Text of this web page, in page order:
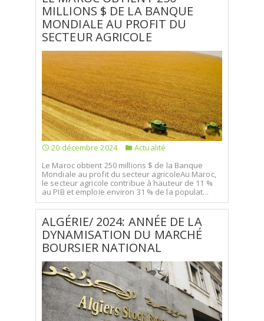
MILLIONS $ DE LA BANQUE
MONDIALE AU PROFIT DU
SECTEUR AGRICOLE
20 décembre 2024
Actualité
Le Maroc obtient 250 millions $ de la Banque
Mondiale au profit du secteur agricoleAu Maroc,
le secteur agricole contribue à hauteur de 11 %
au PIB et emploie environ 31 % de la populat...
ALGÉRIE/ 2024: ANNÉE DE LA
DYNAMISATION DU MARCHÉ
BOURSIER NATIONAL